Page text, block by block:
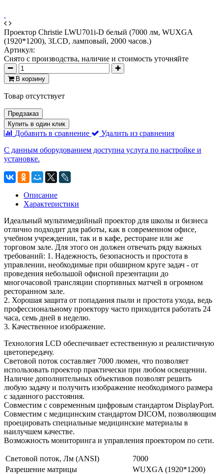
Проектор Christie LWU701i-D белый (7000 лм, WUXGA
(1920*1200), 3LCD, ламповый, 2000 часов.)
Артикул:
Снято с производства, наличие и стоимость уточняйте
В корзину
Товар отсутствует
Предзаказ
Купить в один клик
Добавить в сравнение
Удалить из сравнения
С данным оборудованием доступна услуга по настройке и
установке.
Описание
Характеристики
Идеальный мультимедийный проектор для школы и бизнеса
отлично подходит для работы, как в современном офисе,
учебном учреждении, так и в кафе, ресторане или же
торговом зале. Для этого он должен отвечать ряду важных
требований: 1. Надежность, безопасность и простота в
управлении, необходимые при обширном круге задач - от
проведения небольшой офисной презентации до
многочасовой трансляции спортивных матчей в огромном
ресторанном зале.
2. Хорошая защита от попадания пыли и простота ухода, ведь
профессиональному проектору часто приходится работать 24
часа, семь дней в неделю.
3. Качественное изображение.
Технология LCD обеспечивает естественную и реалистичную
цветопередачу.
Световой поток составляет 7000 люмен, что позволяет
использовать проектор практически при любом освещении.
Наличие дополнительных объективов позволят решить
любую задачу и получить изображение необходимого размера
с заданного расстояния.
Совместим с современным цифровым стандартом DisplayPort.
Совместим с медицинским стандартом DICOM, позволяющим
проецировать специальные медицинские материалы в
наилучшем качестве.
Возможность мониторинга и управления проектором по сети.
Световой поток, Лм (ANSI)
7000
Разрешение матрицы
WUXGA (1920*1200)